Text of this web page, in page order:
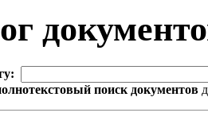
поиск документов